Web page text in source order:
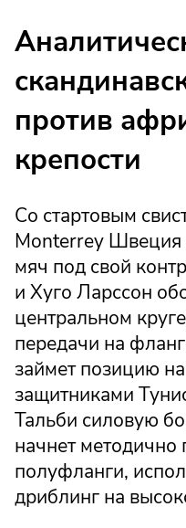
против
крепости
Со стартовым
Monterrey Швеция
мяч под свой
и Хуго Ларссон
центральном
передачи на
займет позицию
защитниками
Тальби силовую
начнет
полуфланги,
дриблинг на